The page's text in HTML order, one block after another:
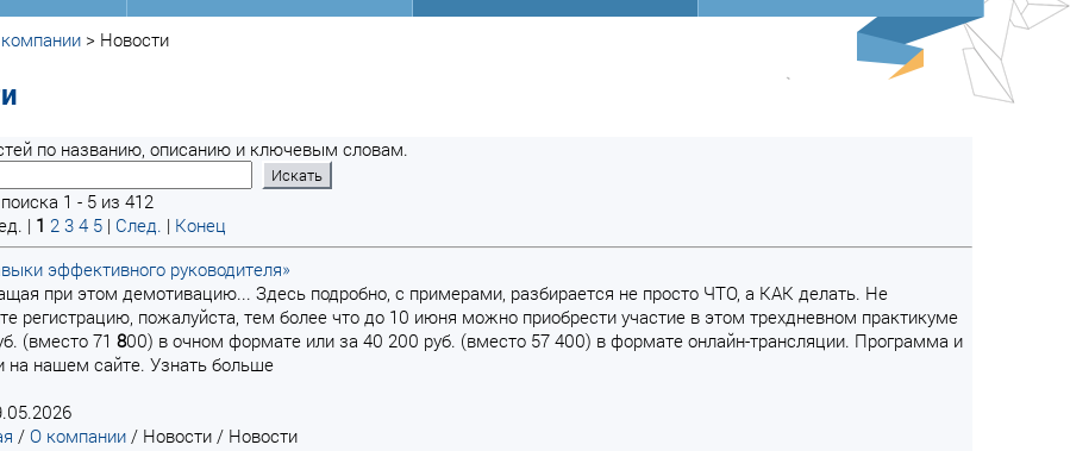
> Новости
по названию, описанию и ключевым словам.
1 - 5 из 412
| 1 2 3 4 5 | След. | Конец
эффективного руководителя»
при этом демотивацию... Здесь подробно, с примерами, разбирается не просто ЧТО, а КАК делать. Не
регистрацию, пожалуйста, тем более что до 10 июня можно приобрести участие в этом трехдневном практикуме
(вместо 71 800) в очном формате или за 40 200 руб. (вместо 57 400) в формате онлайн-трансляции. Программа и
на нашем сайте. Узнать больше
/ О компании / Новости / Новости